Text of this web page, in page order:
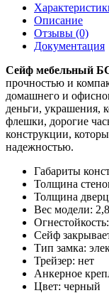
Описание
Отзывы (0)
Документация
Сейф мебельный
прочностью и
домашнего и
деньги, украшения,
флешки, дорогие
конструкции,
надежностью.
Габариты
Толщина
Толщина
Вес модели:
Сейф
Тип замка:
Трейзер: нет
Анкерное
Цвет: черный